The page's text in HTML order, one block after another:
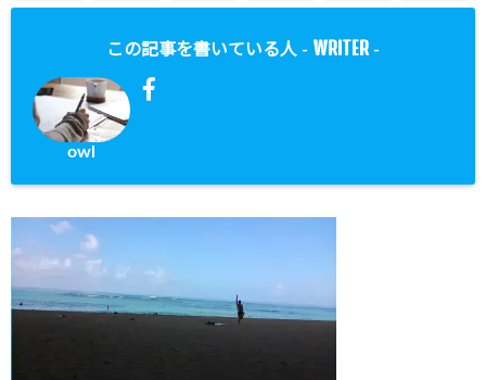
この記事を書いている人 - WRITER -
owl